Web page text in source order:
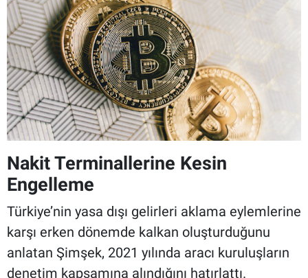
Nakit Terminallerine Kesin
Engelleme
Türkiye’nin yasa dışı gelirleri aklama eylemlerine
karşı erken dönemde kalkan oluşturduğunu
anlatan Şimşek, 2021 yılında aracı kuruluşların
denetim kapsamına alındığını hatırlattı.